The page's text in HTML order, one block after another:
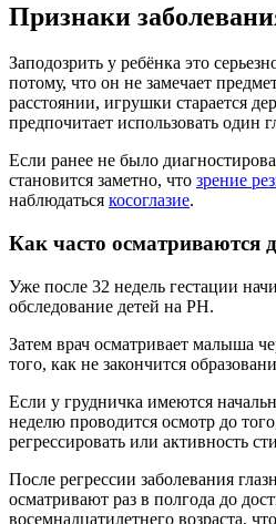
Признаки
Заподозрить у ребёнка это
потому, что он не замечает
расстоянии, игрушки старается
предпочитает использовать один
Если ранее не было
становится заметно, что зрение
наблюдаться косоглазие.
Как часто осматриваются
Уже после 32 недель гестации
обследование детей на РН.
Затем врач осматривает малыша
того, как не закончится
Если у грудничка имеются
неделю проводится осмотр до
регрессировать или активность
После регрессии заболевания
осматривают раз в полгода до
восемнадцатилетнего возраста,